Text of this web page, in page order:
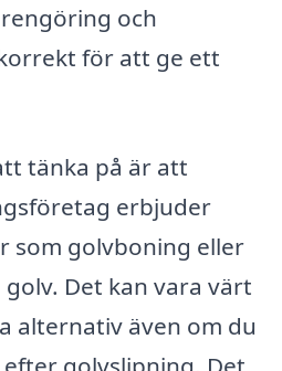
och
för att ge ett
tänka på är att
erbjuder
som golvboning eller
Det kan vara värt
alternativ även om du